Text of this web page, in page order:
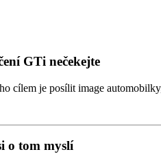
GTi nečekejte
cílem je posílit image
o tom myslí